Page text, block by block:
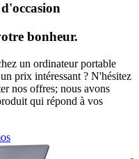
bonheur.
un ordinateur portable
prix intéressant ? N'hésitez
nos offres; nous avons
qui répond à vos